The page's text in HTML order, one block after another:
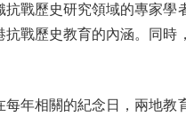
歷史研究領域的專家學
戰歷史教育的內涵。同
相關的紀念日，兩地教